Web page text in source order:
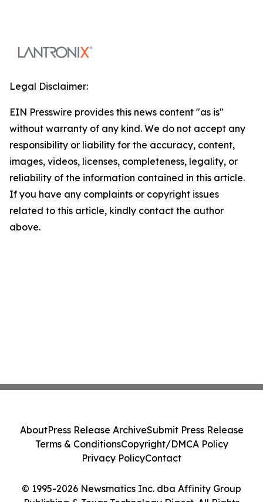
Legal Disclaimer:
EIN Presswire provides this news content "as is"
without warranty of any kind. We do not accept any
responsibility or liability for the accuracy, content,
images, videos, licenses, completeness, legality, or
reliability of the information contained in this article.
If you have any complaints or copyright issues
related to this article, kindly contact the author
above.
© 1995-2026 Newsmatics Inc. dba Affinity Group
AboutPress Release ArchiveSubmit Press Release
Terms & ConditionsCopyright/DMCA Policy
Privacy PolicyContact